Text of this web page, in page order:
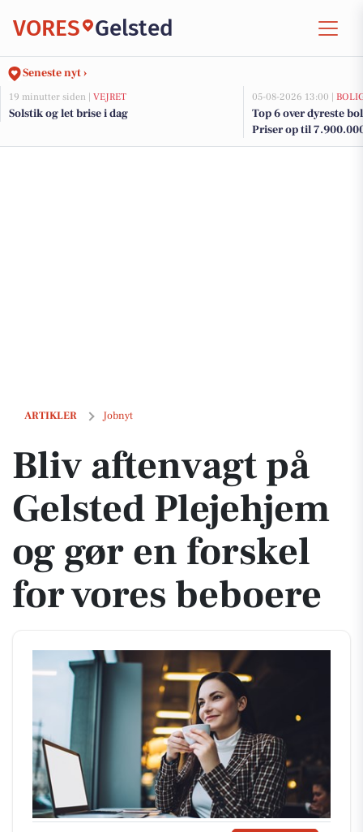
VORES Gelsted
Seneste nyt ›
19 minutter siden | VEJRET
Solstik og let brise i dag
05-08-2026 13:00 |
Top 6 over dyreste
Priser op til
ARTIKLER Jobnyt
Bliv aftenvagt på Gelsted Plejehjem og gør en forskel for vores
Bliv aftenvagt på
Gelsted Plejehjem
og gør en forskel
for vores beboere